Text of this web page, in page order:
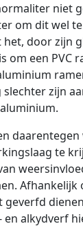
niet
om dit wel
door zijn
om een PVC
zijn
daarentegen
te
Afhankelijk
en alkydverf